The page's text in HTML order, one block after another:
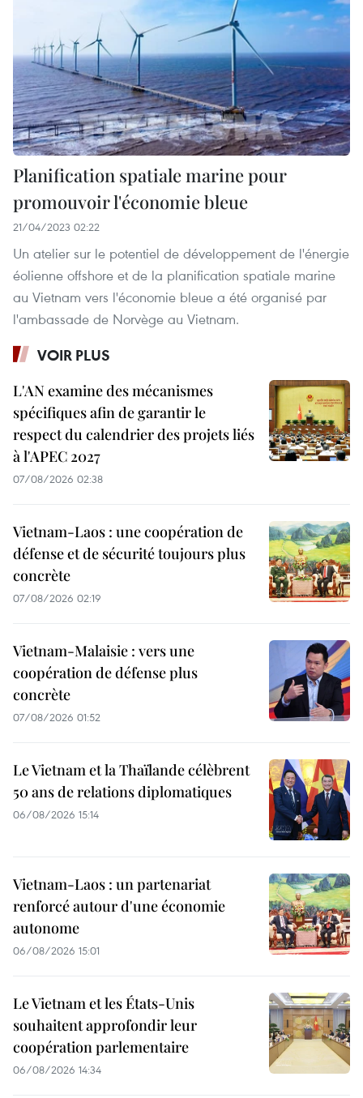
Planification spatiale marine pour
promouvoir l'économie bleue
21/04/2023 02:22
Un atelier sur le potentiel de développement de l'énergie
éolienne offshore et de la planification spatiale marine
au Vietnam vers l'économie bleue a été organisé par
l'ambassade de Norvège au Vietnam.
VOIR PLUS
L'AN examine des mécanismes
spécifiques afin de garantir le
respect du calendrier des projets liés
à l'APEC 2027
07/08/2026 02:38
Vietnam-Laos : une coopération de
défense et de sécurité toujours plus
concrète
07/08/2026 02:19
Vietnam-Malaisie : vers une
coopération de défense plus
concrète
07/08/2026 01:52
Le Vietnam et la Thaïlande célèbrent
50 ans de relations diplomatiques
06/08/2026 15:14
Vietnam-Laos : un partenariat
renforcé autour d'une économie
autonome
06/08/2026 15:01
Le Vietnam et les États-Unis
souhaitent approfondir leur
coopération parlementaire
06/08/2026 14:34